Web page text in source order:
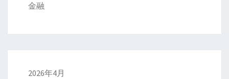
金融
2026年4月